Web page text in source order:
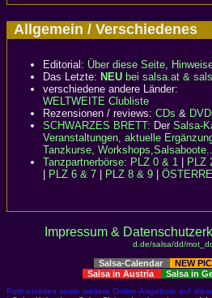
Allgemein / Verschiedenes
Editorial: Über diese Seite,
Das Letzte: NEU bei salsa.at &
verschiedene andere Länder:
WELTWEITE Clubliste
Rezensionen / reviews: CDs &
SCHWARZES BRETT: Der Salsa-
Veranstaltungen, aktuelle
Tanzkurse,
Tanzpartnerbörse: PLZ 0 & 1 PLZ
PLZ 6 & 7 PLZ 8 & 9
Impressum &
d.de/salsa/dd/
Salsa-Calendar NEW
Salsa in Austria
Salsa in
Partnerseiten sowie weitere Online-Angebote auf